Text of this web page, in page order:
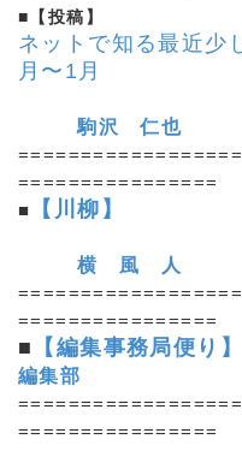
■【投稿】
ネットで知る最近
月〜1月
駒沢 仁也
================
■
【川柳】
横 風 人
================
■ 【編集事務局便り】
編集部
================